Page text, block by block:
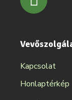
Kapcsolat
Honlaptérkép